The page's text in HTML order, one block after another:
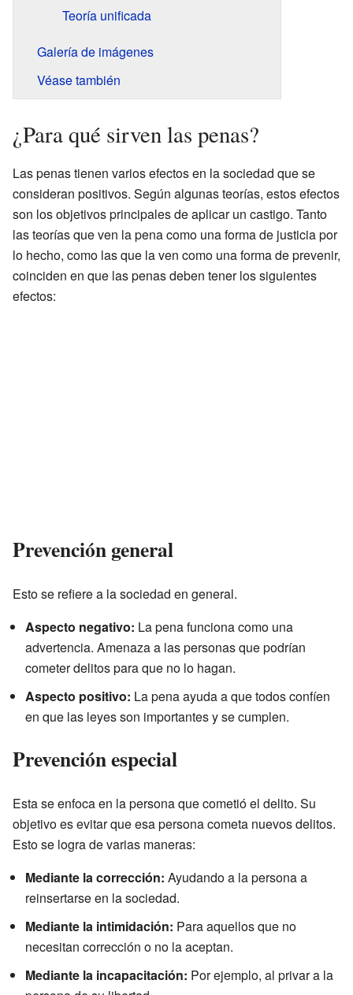
Teoría unificada
Galería de imágenes
Véase también
¿Para qué sirven las penas?
Las penas tienen varios efectos en la sociedad que se
consideran positivos. Según algunas teorías, estos efectos
son los objetivos principales de aplicar un castigo. Tanto
las teorías que ven la pena como una forma de justicia por
lo hecho, como las que la ven como una forma de prevenir,
coinciden en que las penas deben tener los siguientes
efectos:
Prevención general
Esto se refiere a la sociedad en general.
Aspecto negativo: La pena funciona como una
advertencia. Amenaza a las personas que podrían
cometer delitos para que no lo hagan.
Aspecto positivo: La pena ayuda a que todos confíen
en que las leyes son importantes y se cumplen.
Prevención especial
Esta se enfoca en la persona que cometió el delito. Su
objetivo es evitar que esa persona cometa nuevos delitos.
Esto se logra de varias maneras:
Mediante la corrección: Ayudando a la persona a
reinsertarse en la sociedad.
Mediante la intimidación: Para aquellos que no
necesitan corrección o no la aceptan.
Mediante la incapacitación: Por ejemplo, al privar a la